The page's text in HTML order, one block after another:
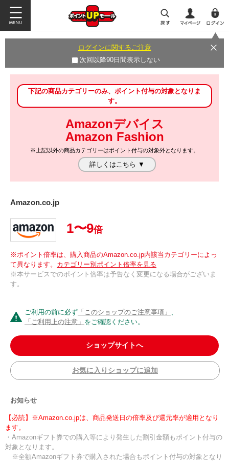
ログインに関するご注意
次回以降90日間表示しない
下記の商品カテゴリーのみ、ポイント付与の対象となりま
す。
Amazonデバイス
Amazon Fashion
※上記以外の商品カテゴリーはポイント付与の対象外となります。
詳しくはこちら ▼
Amazon.co.jp
1〜9倍
※ポイント倍率は、購入商品のAmazon.co.jp内該当カテゴリーによっ
て異なります。 カテゴリー別ポイント倍率を見る
※本サービスでのポイント倍率は予告なく変更になる場合がございま
す。
ご利用の前に必ず 「このショップのご注意事項」 、
「ご利用上の注意」 をご確認ください。
ショップサイトへ
お気に入りショップに追加
お知らせ
【必読】※Amazon.co.jpは、商品発送日の倍率及び還元率が適用となり
ます。
・Amazonギフト券での購入等により発生した割引金額もポイント付与の
対象となります。
※全額Amazonギフト券で購入された場合もポイント付与の対象となり